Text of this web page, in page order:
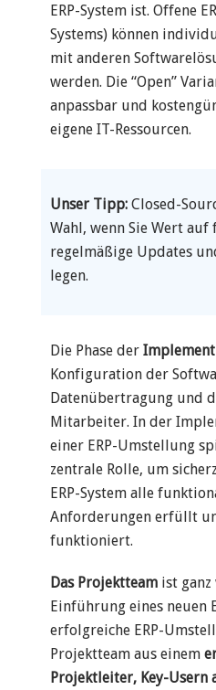
ERP-System ist. Offene
Systems) können
mit anderen
werden. Die “Open”
anpassbar und
eigene IT-Ressourcen.
Unser Tipp: Closed-
Wahl, wenn Sie Wert auf
regelmäßige Updates
legen.
Die Phase der
Konfiguration der
Datenübertragung und
Mitarbeiter. In der
einer ERP-Umstellung
zentrale Rolle, um
ERP-System alle
Anforderungen erfüllt
funktioniert.
Das Projektteam ist
Einführung eines neuen
erfolgreiche ERP-
Projektteam aus einem
Projektleiter, Key-Usern